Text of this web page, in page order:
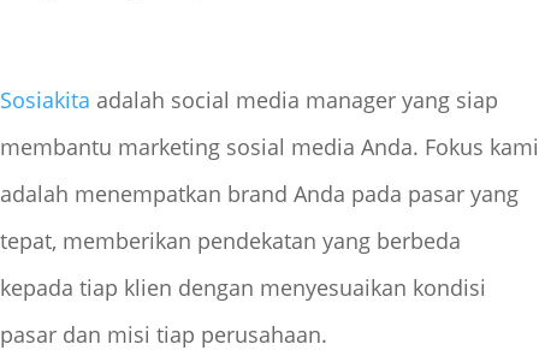
Sosiakita adalah social media manager yang siap
membantu marketing sosial media Anda. Fokus kami
adalah menempatkan brand Anda pada pasar yang
tepat, memberikan pendekatan yang berbeda
kepada tiap klien dengan menyesuaikan kondisi
pasar dan misi tiap perusahaan.